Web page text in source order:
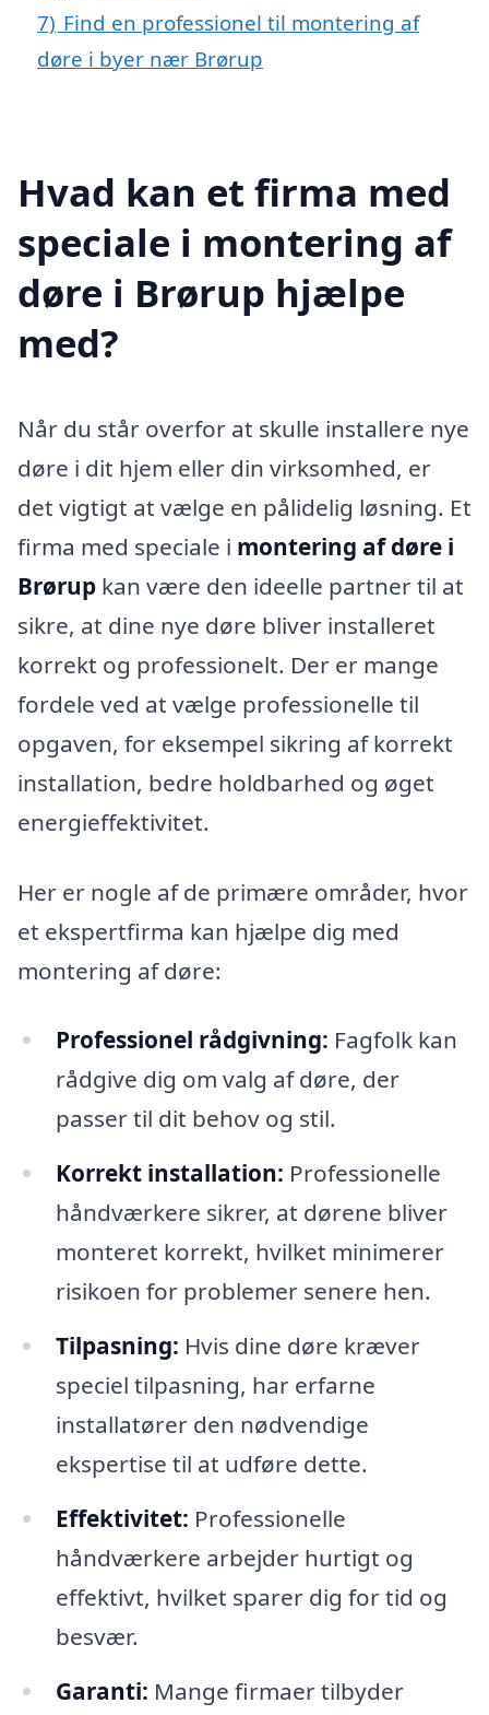
7) Find en professionel til montering af
døre i byer nær Brørup
Hvad kan et firma med
speciale i montering af
døre i Brørup hjælpe
med?
Når du står overfor at skulle installere nye
døre i dit hjem eller din virksomhed, er
det vigtigt at vælge en pålidelig løsning. Et
firma med speciale i montering af døre i
Brørup kan være den ideelle partner til at
sikre, at dine nye døre bliver installeret
korrekt og professionelt. Der er mange
fordele ved at vælge professionelle til
opgaven, for eksempel sikring af korrekt
installation, bedre holdbarhed og øget
energieffektivitet.
Her er nogle af de primære områder, hvor
et ekspertfirma kan hjælpe dig med
montering af døre:
Professionel rådgivning: Fagfolk kan
rådgive dig om valg af døre, der
passer til dit behov og stil.
Korrekt installation: Professionelle
håndværkere sikrer, at dørene bliver
monteret korrekt, hvilket minimerer
risikoen for problemer senere hen.
Tilpasning: Hvis dine døre kræver
speciel tilpasning, har erfarne
installatører den nødvendige
ekspertise til at udføre dette.
Effektivitet: Professionelle
håndværkere arbejder hurtigt og
effektivt, hvilket sparer dig for tid og
besvær.
Garanti: Mange firmaer tilbyder